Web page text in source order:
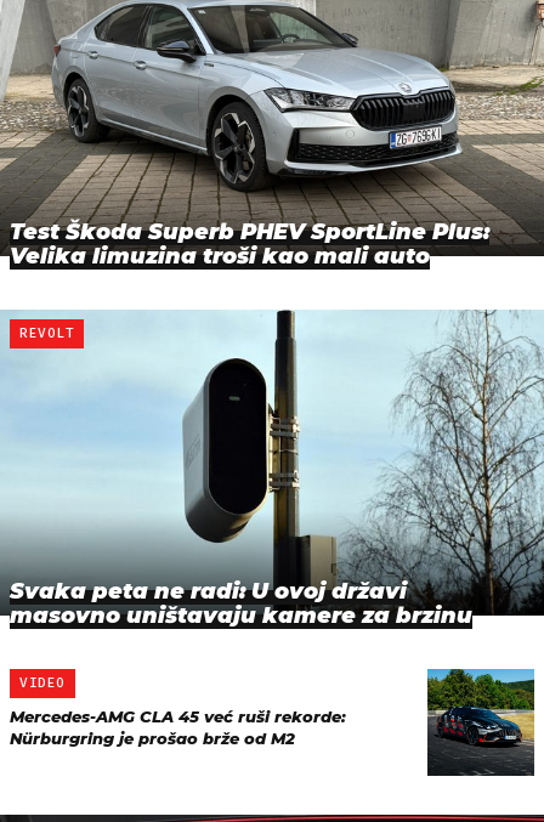
Test Škoda Superb PHEV SportLine Plus:
Velika limuzina troši kao mali auto
REVOLT
Svaka peta ne radi: U ovoj državi
masovno uništavaju kamere za brzinu
VIDEO
Mercedes-AMG CLA 45 već ruši rekorde:
Nürburgring je prošao brže od M2